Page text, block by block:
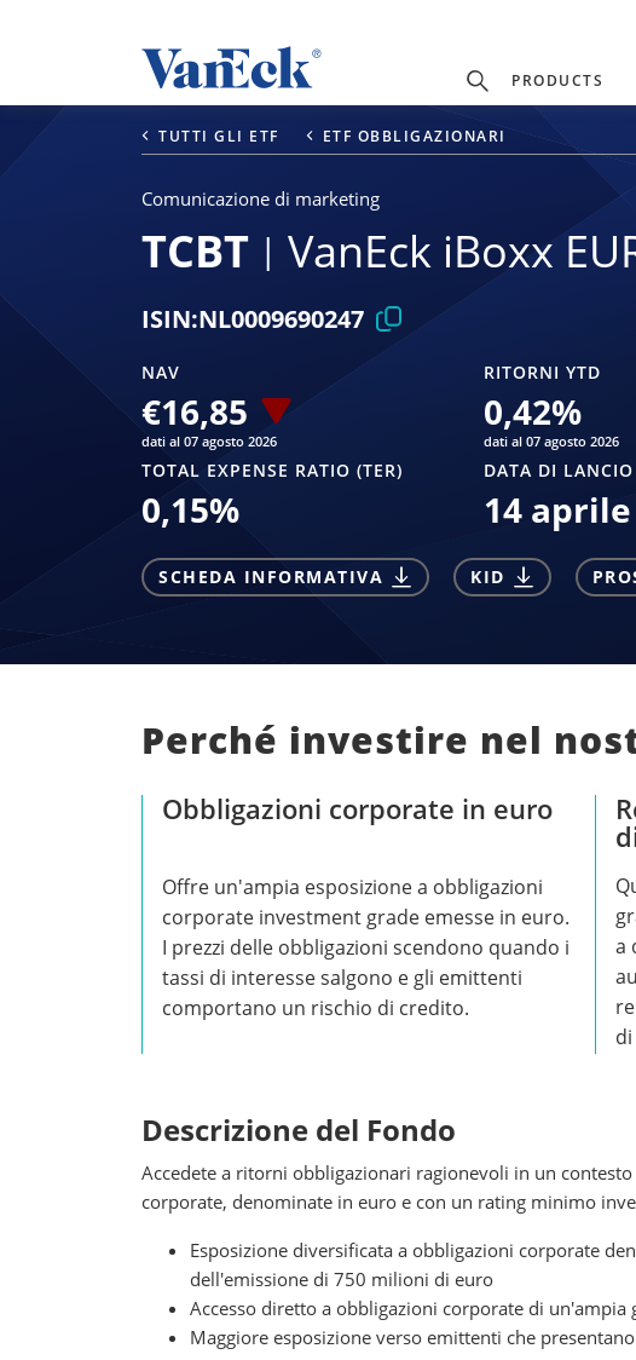
PRODUCTS
TUTTI GLI ETF ETF OBBLIGAZIONARI
Comunicazione di marketing
TCBT VanEck iBoxx
ISIN:NL0009690247
NAV
€16,85
dati al 07 agosto 2026
RITORNI YTD
0,42%
dati al 07 agosto 2026
TOTAL EXPENSE RATIO (TER)
0,15%
DATA DI LANCIO
14 aprile
SCHEDA INFORMATIVA KID
Perché investire nel
Obbligazioni corporate in euro
Offre un'ampia esposizione a obbligazioni
corporate investment grade emesse in euro.
I prezzi delle obbligazioni scendono quando i
tassi di interesse salgono e gli emittenti
comportano un rischio di credito.
a
Descrizione del Fondo
Accedete a ritorni obbligazionari ragionevoli in un
corporate, denominate in euro e con un rating minimo
Esposizione diversificata a obbligazioni corporate
dell'emissione di 750 milioni di euro
Accesso diretto a obbligazioni corporate di
Maggiore esposizione verso emittenti che